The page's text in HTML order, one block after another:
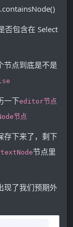
否包含在 Select
节点到底是不是
一下editor节点
节点
存下来了，剩下
textNode节点里
现了我们预期外